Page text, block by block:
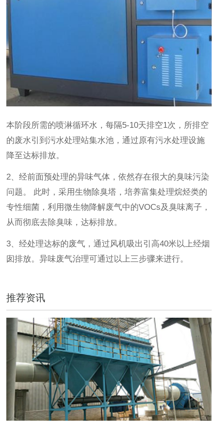
本阶段所需的喷淋循环水，每隔5-10天排空1次，所排空
的废水引到污水处理站集水池，通过原有污水处理设施
降至达标排放。
2、经前面预处理的异味气体，依然存在很大的臭味污染
问题。 此时，采用生物除臭塔，培养富集处理烷烃类的
专性细菌，利用微生物降解废气中的VOCs及臭味离子，
从而彻底去除臭味，达标排放。
3、经处理达标的废气，通过风机吸出引高40米以上经烟
囱排放。异味废气治理可通过以上三步骤来进行。
推荐资讯